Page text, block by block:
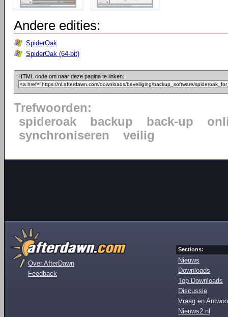
Andere edities:
SpiderOak
SpiderOak (64-bit)
HTML code om naar deze pagina te linken:
Trefwoorden:
spideroak
backup back-up
synchroniseren
veilig
Over AfterDawn
Feedback
Sections:
Nieuws
Downloads
Top Downloads
Discussie
Vraag en
Nieuws2.nl